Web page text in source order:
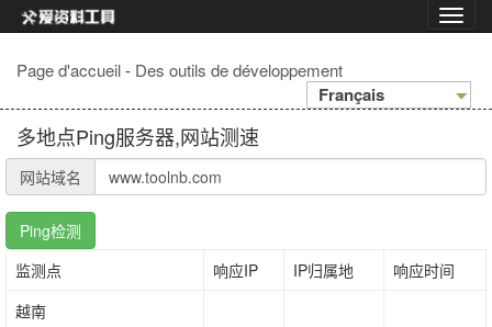
Page d'accueil- Des outils de développement
Français
多地点Ping服务器,网站测速
网站域名
Ping检测
监测点
响应IP IP归属地
响应时间
越南